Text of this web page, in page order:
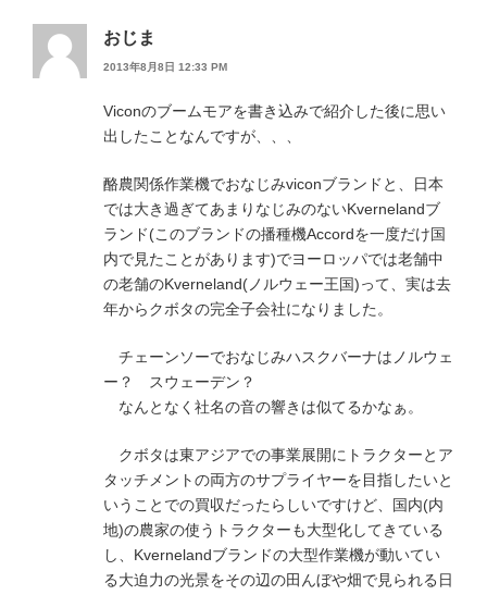
おじま
2013年8月8日 12:33 PM
Viconのブームモアを書き込みで紹介した後に思い
出したことなんですが、、、
酪農関係作業機でおなじみviconブランドと、日本
では大き過ぎてあまりなじみのないKvernelandブ
ランド(このブランドの播種機Accordを一度だけ国
内で見たことがあります)でヨーロッパでは老舗中
の老舗のKverneland(ノルウェー王国)って、実は去
年からクボタの完全子会社になりました。
チェーンソーでおなじみハスクバーナはノルウェ
ー？ スウェーデン？
なんとなく社名の音の響きは似てるかなぁ。
クボタは東アジアでの事業展開にトラクターとア
タッチメントの両方のサプライヤーを目指したいと
いうことでの買収だったらしいですけど、国内(内
地)の農家の使うトラクターも大型化してきている
し、Kvernelandブランドの大型作業機が動いてい
る大迫力の光景をその辺の田んぼや畑で見られる日